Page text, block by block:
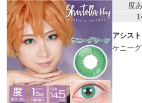
度
アシス
ケニー